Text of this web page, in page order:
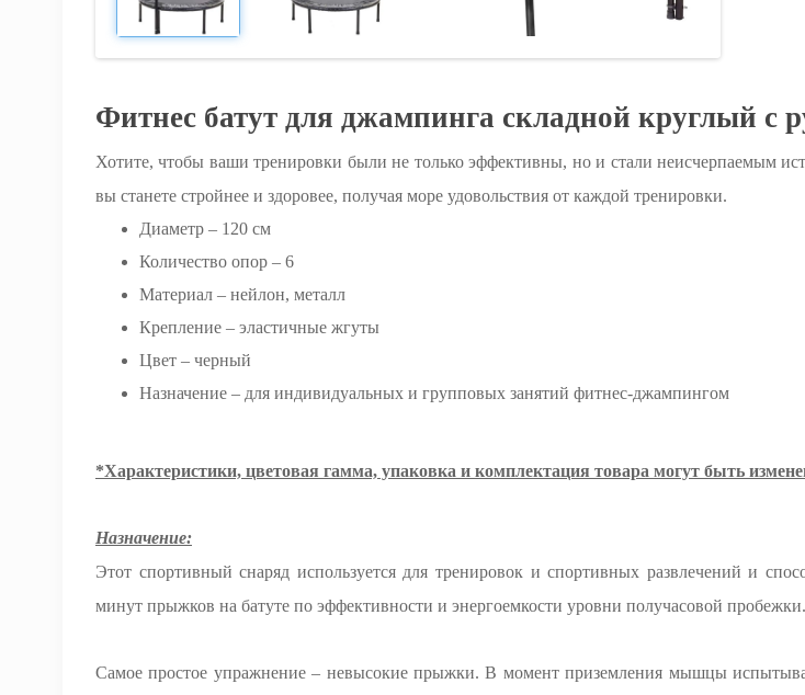
Фитнес батут для джампинга складной круглый с
Хотите, чтобы ваши тренировки были не только эффективны, но и стали неисчерпаемым
вы станете стройнее и здоровее, получая море удовольствия от каждой тренировки.
Диаметр – 120 см
Количество опор – 6
Материал – нейлон, металл
Крепление – эластичные жгуты
Цвет – черный
Назначение – для индивидуальных и групповых занятий фитнес-джампингом
*Характеристики, цветовая гамма, упаковка и комплектация товара могут быть
Назначение:
Этот спортивный снаряд используется для тренировок и спортивных развлечений и
минут прыжков на батуте по эффективности и энергоемкости уровни получасовой
Самое простое упражнение – невысокие прыжки. В момент приземления мышцы